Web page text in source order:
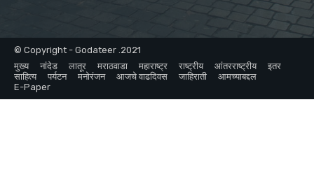
© Copyright - Godateer .2021
मुख्य
नांदेड लातूर मराठवाडा महाराष्ट्र राष्ट्रीय आंतरराष्ट्रीय
इतर
साहित्य
पर्यटन मनोरंजन आजचे वाढदिवस जाहिराती
आमच्याबद्दल
E-Paper